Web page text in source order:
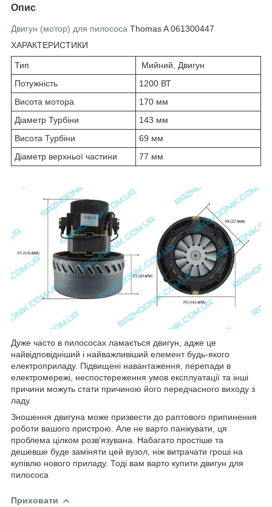
Опис
Двигун (мотор) для пилососа Thomas A 061300447
ХАРАКТЕРИСТИКИ
Тип
Мийний, Двигун
Потужність
1200 ВТ
Висота мотора
170 мм
Діаметр Турбіни
143 мм
Висота Турбіни
69 мм
Діаметр верхньої частини
77 мм
Дуже часто в пилососах ламається двигун, адже це
найвідповідніший і найважливіший елемент будь-якого
електроприладу. Підвищені навантаження, перепади в
електромережі, неспостереження умов експлуатації та інші
причини можуть стати причиною його передчасного виходу з
ладу.
Зношення двигуна може призвести до раптового припинення
роботи вашого пристрою. Але не варто панікувати, ця
проблема цілком розв'язувана. Набагато простіше та
дешевше буде заміняти цей вузол, ніж витрачати гроші на
купівлю нового приладу. Тоді вам варто купити двигун для
пилососа
Приховати